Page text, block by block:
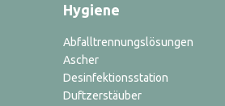
Hygiene
Abfalltrennungslösungen
Ascher
Desinfektionsstation
Duftzerstäuber